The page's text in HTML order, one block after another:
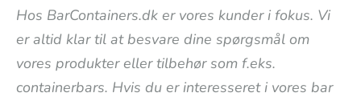
Hos BarContainers.dk er vores kunder i fokus. Vi
er altid klar til at besvare dine spørgsmål om
vores produkter eller tilbehør som f.eks.
containerbars. Hvis du er interesseret i vores bar